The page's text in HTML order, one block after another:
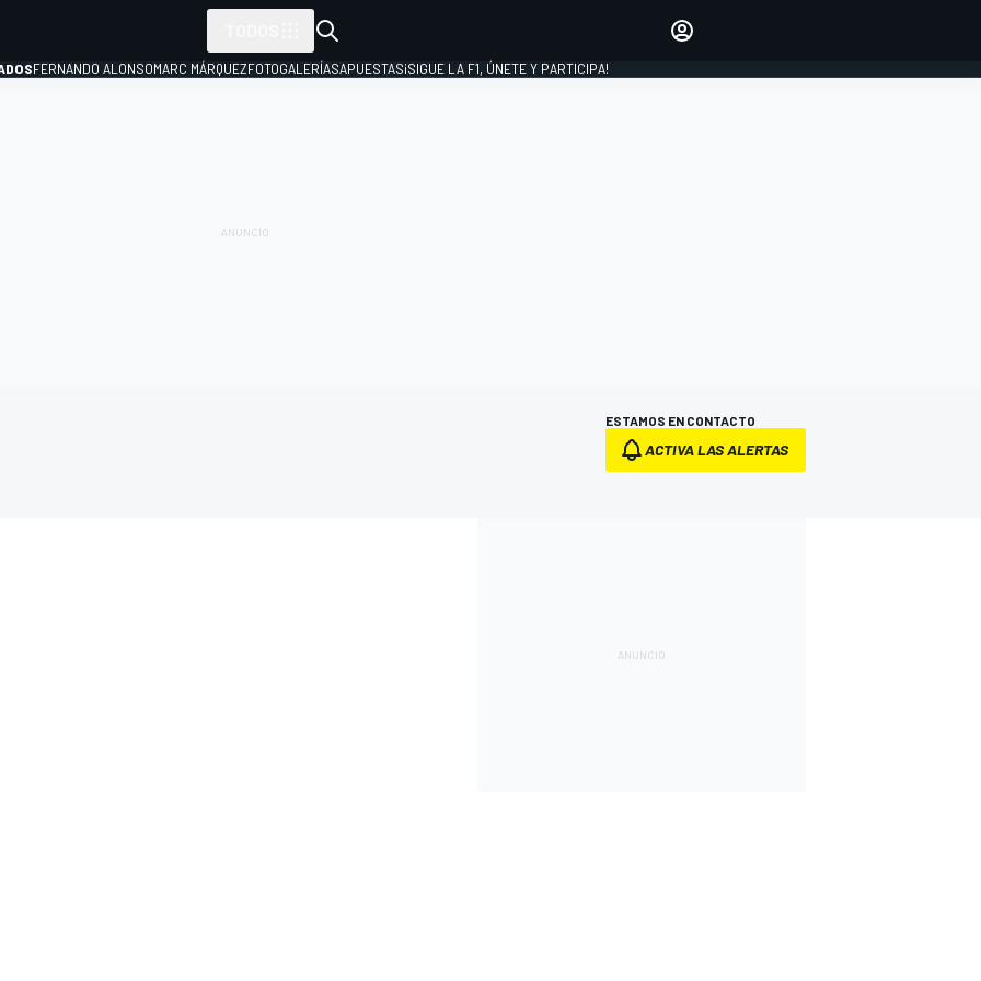
FERNANDO ALONSOMARC MÁRQUEZFOTOGALERÍASAPUESTAS¡SIGUE LA F1, ÚNETE Y PARTICIPA!
ESTAMOS EN CONTACTO
ACTIVA LAS ALERTAS